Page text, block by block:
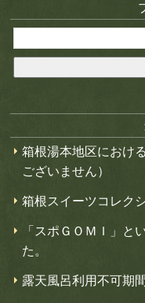
箱根湯本地区におけ
ございません）
箱根スイーツコレク
「スポＧＯＭＩ」と
た。
露天風呂利用不可期